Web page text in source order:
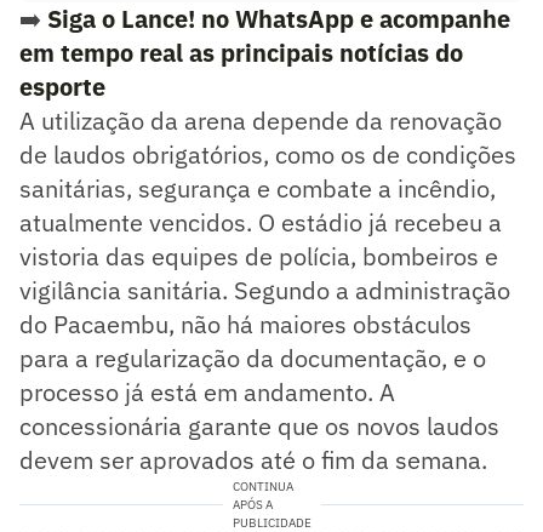
➡️ Siga o Lance! no WhatsApp e acompanhe
em tempo real as principais notícias do
esporte
A utilização da arena depende da renovação
de laudos obrigatórios, como os de condições
sanitárias, segurança e combate a incêndio,
atualmente vencidos. O estádio já recebeu a
vistoria das equipes de polícia, bombeiros e
vigilância sanitária. Segundo a administração
do Pacaembu, não há maiores obstáculos
para a regularização da documentação, e o
processo já está em andamento. A
concessionária garante que os novos laudos
devem ser aprovados até o fim da semana.
CONTINUA
APÓS A
PUBLICIDADE